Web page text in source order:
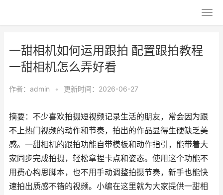
一甜相机如何运用跟拍 配置跟拍教程
一甜相机怎么弄好看
作者： admin • 更新时间：2026-06-27
摘要：不少喜欢拍摄短视频记录生活的朋友，常会因为跟
不上热门视频的动作和节奏，拍出的作品显得生硬缺乏美
感。一甜相机的跟拍功能自带模板和动作指引，能带着大
家同步完成拍摄，轻松拿捏卡点和姿态。使用这个功能不
用费心构思脚本，也不用手动调整拍摄节奏，新手也能快
速拍出质感不错的视频。小编在这里就为大家提供一甜相